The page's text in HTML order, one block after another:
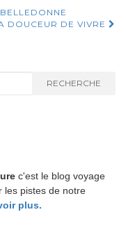
DOUCEUR DE VIVRE
RECHERCHE
c'est le blog voyage
les pistes de notre
plus.